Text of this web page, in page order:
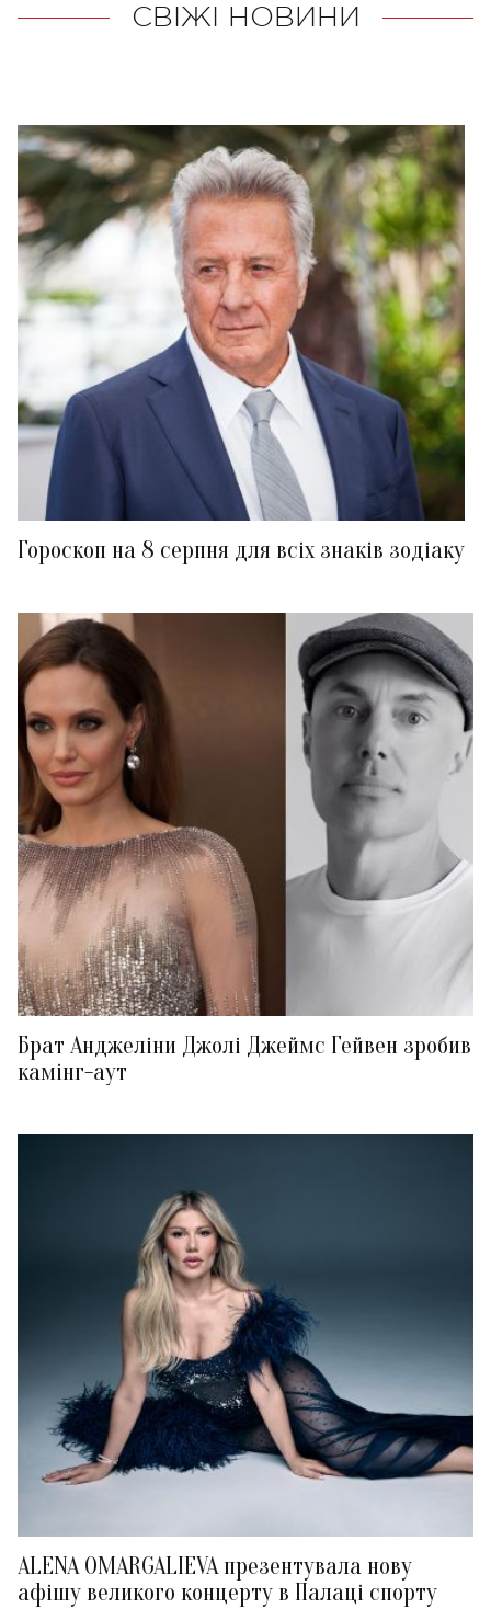
СВІЖІ НОВИНИ
Гороскоп на 8 серпня для всіх знаків зодіаку
Брат Анджеліни Джолі Джеймс Гейвен зробив
камінг-аут
ALENA OMARGALIEVA презентувала нову
афішу великого концерту в Палаці спорту